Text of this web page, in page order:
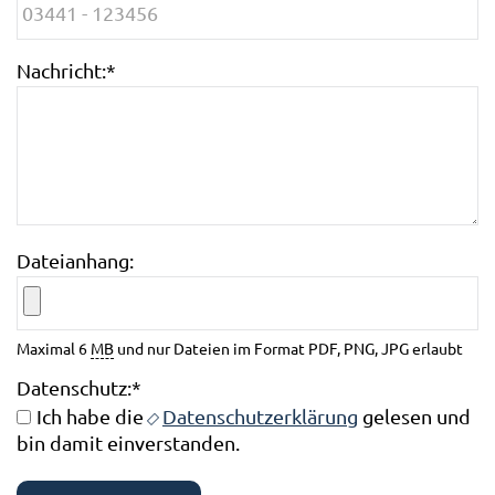
Nachricht:*
Dateianhang:
Maximal 6 MB und nur Dateien im Format PDF, PNG, JPG erlaubt
Datenschutz:*
Ich habe die
Datenschutzerklärung gelesen und
bin damit einverstanden.